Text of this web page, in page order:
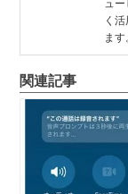
ュ
く
ます
関連記事